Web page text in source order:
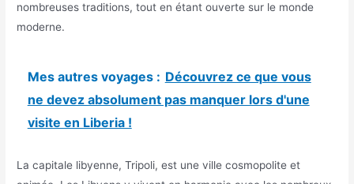
nombreuses traditions, tout en étant ouverte sur le monde
moderne.
Mes autres voyages : Découvrez ce que vous
ne devez absolument pas manquer lors d'une
visite en Liberia !
La capitale libyenne, Tripoli, est une ville cosmopolite et